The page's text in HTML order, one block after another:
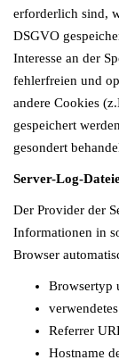
erforderlich sind,
DSGVO
Interesse an der
fehlerfreien und
andere Cookies
gespeichert
gesondert
Server-Log-
Der Provider der
Informationen in
Browser
Browsertyp
Referrer
Hostname